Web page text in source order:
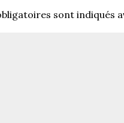
sont indiqués